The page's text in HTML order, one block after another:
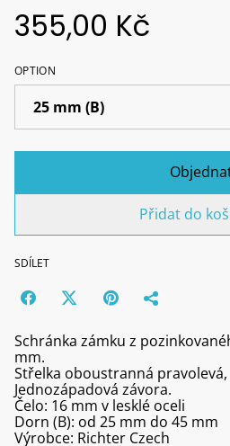
355,00 Kč
OPTION
Přidat do
SDÍLET
Schránka zámku z
mm.
Střelka oboustranná
Jednozápadová závora.
Čelo: 16 mm v lesklé oceli
Dorn (B): od 25 mm do 45 mm
Výrobce: Richter Czech